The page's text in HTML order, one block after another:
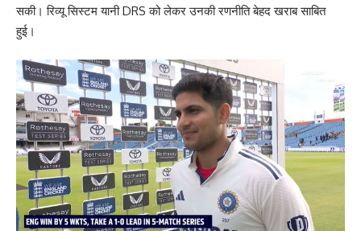
सकी। रिव्यू सिस्टम यानी DRS को लेकर उनकी रणनीति बेहद खराब साबित
हुई।